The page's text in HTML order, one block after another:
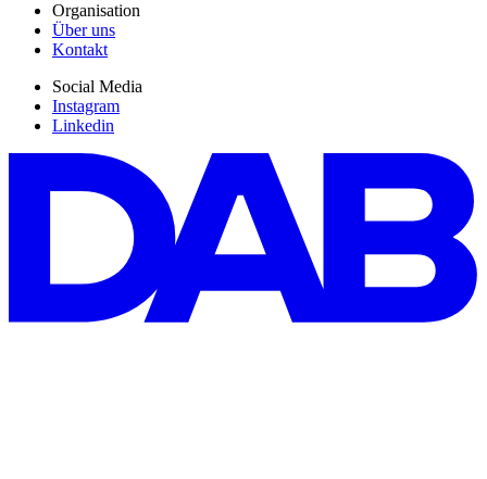
Organisation
Über uns
Kontakt
Social Media
Instagram
Linkedin